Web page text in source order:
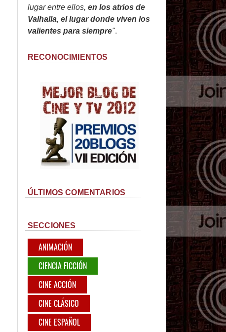
lugar entre ellos, en los atrios de
Valhalla, el lugar donde viven los
valientes para siempre".
RECONOCIMIENTOS
ÚLTIMOS COMENTARIOS
SECCIONES
ANIMACIÓN
CIENCIA FICCIÓN
CINE ACCIÓN
CINE CLÁSICO
CINE ESPAÑOL